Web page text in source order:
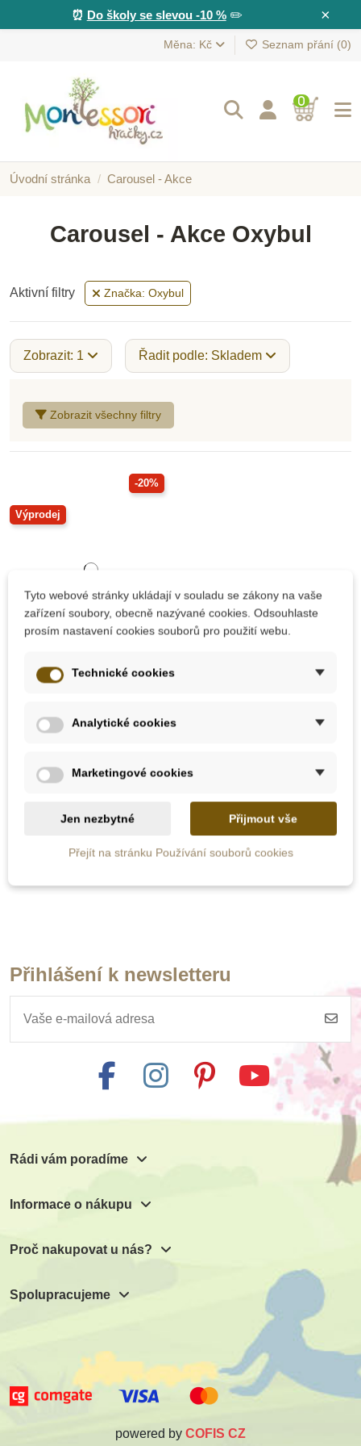
×
⏰ Do školy se slevou -10 %✏️
Měna: Kč Seznam přání (0)
0
Úvodní stránka Carousel - Akce
Carousel - Akce Oxybul
Aktivní filtry Značka: Oxybul
Zobrazit: 1 Řadit podle: Skladem
Zobrazit všechny filtry
-20%
Výprodej
452 Kč565 Kč
Přihlášení k newsletteru
Rádi vám poradíme
Informace o nákupu
Proč nakupovat u nás?
Spolupracujeme
powered by COFIS CZ
Tyto webové stránky ukládají v souladu se zákony na vaše
zařízení soubory, obecně nazývané cookies. Odsouhlaste
prosím nastavení cookies souborů pro použití webu.
Technické cookies
Analytické cookies
Marketingové cookies
Jen nezbytné Přijmout vše
Přejít na stránku Používání souborů cookies